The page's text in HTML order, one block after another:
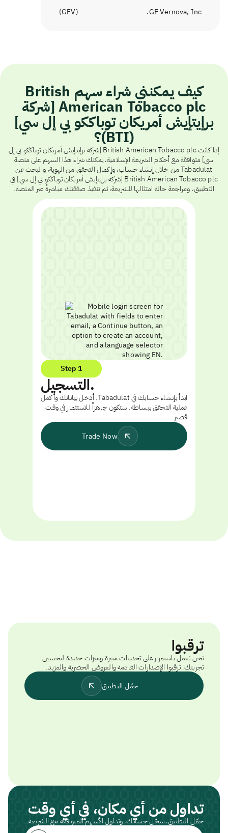
GE Vernova, Inc.
(
GEV
)
كيف يمكنني شراء سهم British
American Tobacco plc [شركة
برإيتإيش أمريكان توباككو بي إل سي]
(BTI)؟
إذا كانت British American Tobacco plc [شركة برإيتإيش أمريكان توباككو بي إل
سي] متوافقة مع أحكام الشريعة الإسلامية، يمكنك شراء هذا السهم على منصة
Tabadulat من خلال إنشاء حساب، وإكمال التحقق من الهوية، والبحث عن
British American Tobacco plc [شركة برإيتإيش أمريكان توباككو بي إل سي] في
التطبيق، ومراجعة حالة امتثالها للشريعة، ثم تنفيذ صفقتك مباشرةً عبر المنصة.
Step 1
التسجيل.
ابدأ بإنشاء حسابك في Tabadulat. أدخل بياناتك وأكمل
عملية التحقق ببساطة. ستكون جاهزاً للاستثمار في وقت
قصير.
Trade Now
ترقبوا
نحن نعمل باستمرار على تحديثات مثيرة وميزات جديدة لتحسين
تجربتك. ترقبوا الإصدارات القادمة والعروض الحصرية والمزيد.
حمّل التطبيق
تداول من أي مكان، في أي وقت
حمّل التطبيق، سجّل حسابك، وتداول الأسهم المتوافقة مع الشريعة.